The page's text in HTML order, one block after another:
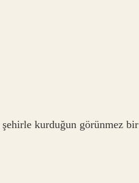
kurduğun görünmez bir